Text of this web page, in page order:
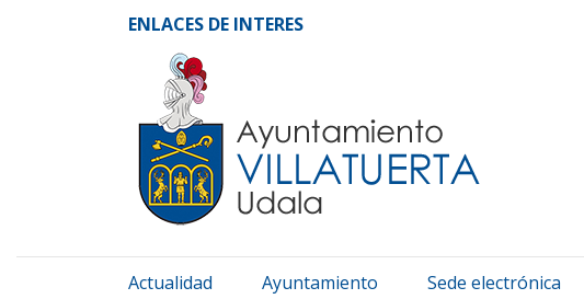
Ayuntamiento de
ENLACES DE INTERES
Actualidad Ayuntamiento Sede electrónica